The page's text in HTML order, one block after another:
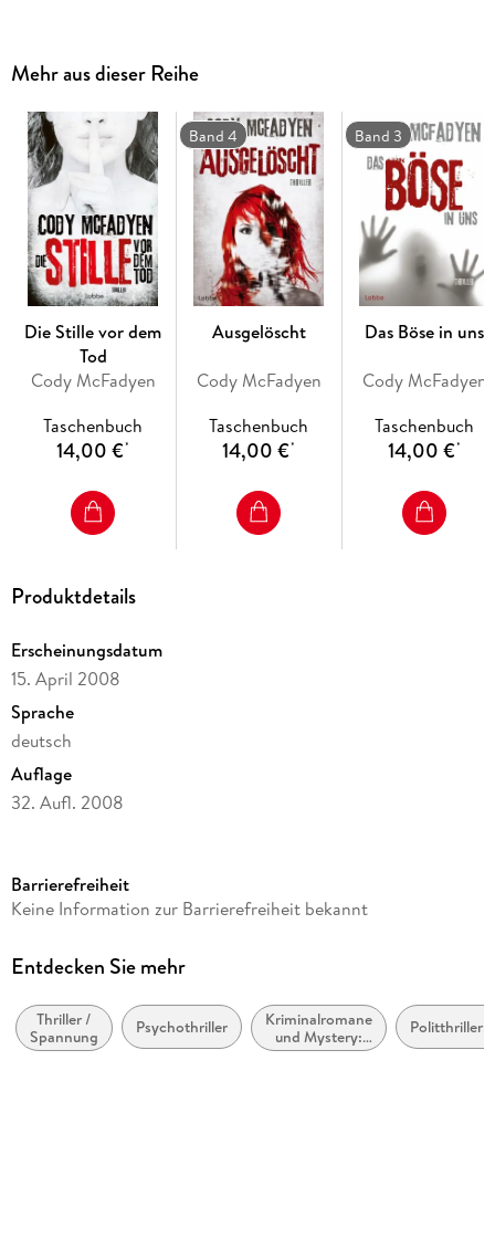
der eiskalte Serienmörder hinterlässt, sind so blutig, dass ihr
ganzes Können gefragt ist. Die Zeit arbeitet gegen sie, und
mit jedem neuen Verbrechen gelangt Smoky zu einer
erschreckenden Erkenntnis: Der Mörder möchte sich einen
Traum erfüllen - ein Traum, der für viele zum Albtraum werden
könnte . . . Der erste Fall für Ermittlerin Smoky Barrett!
Mehr aus dieser Reihe
Die Stille vor dem
Tod
Cody McFadyen
Taschenbuch
14,00 €*
Band 4
Ausgelöscht
Cody McFadyen
Taschenbuch
14,00 €*
Band 3
Das Böse in uns
Cody McFadyen
Taschenbuch
14,00 €*
Produktdetails
Erscheinungsdatum
15. April 2008
Sprache
deutsch
Auflage
32. Aufl. 2008
Reihe
Autor/Autorin
Übersetzung
Axel Merz
Barrierefreiheit
Keine Information zur Barrierefreiheit bekannt
Entdecken Sie mehr
Thriller /
Spannung
Psychothriller
Kriminalromane
und Mystery:
weibliche
Politthriller/